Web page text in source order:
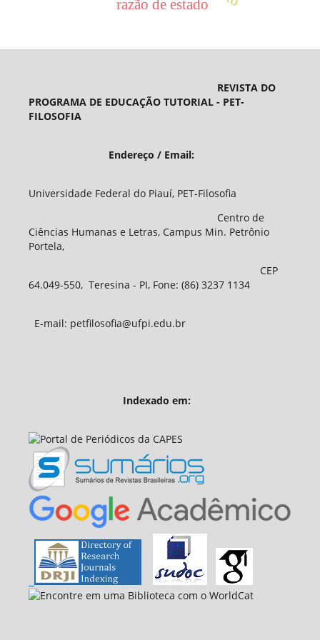
razão de estado
REVISTA DO
PROGRAMA DE EDUCAÇÃO TUTORIAL - PET-
FILOSOFIA
Endereço / Email:
Universidade Federal do Piauí, PET-Filosofia
Centro de
Ciências Humanas e Letras, Campus Min. Petrônio
Portela,
CEP
64.049-550, Teresina - PI, Fone: (86) 3237 1134
E-mail: petfilosofia@ufpi.edu.br
Indexado em: